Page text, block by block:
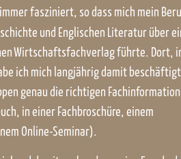
fasziniert, so dass mich mein
und Englischen Literatur über
Wirtschaftsfachverlag führte. Dort,
ich mich langjährig damit
genau die richtigen
in einer Fachbroschüre, einem
Online-Seminar).